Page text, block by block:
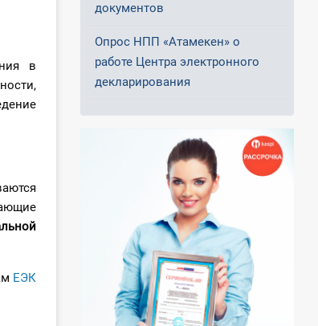
в
ЕЭК
документов
Опрос НПП «Атамекен» о
работе Центра электронного
декларирования